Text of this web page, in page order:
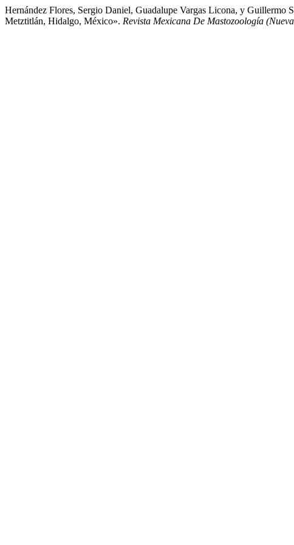
Hernández Flores, Sergio Daniel, Guadalupe Vargas Licona, y Guillermo
Metztitlán, Hidalgo, México». Revista Mexicana De Mastozoología